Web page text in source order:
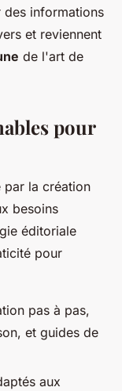
des informations
et reviennent
de l'art de
pour
par la création
besoins
éditoriale
pour
pas à pas,
et guides de
aux